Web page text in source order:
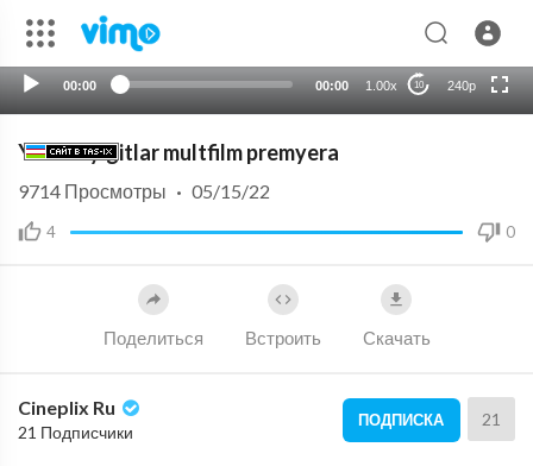
00:00 00:00 1.00x 10 240p
HD
Yomon yigitlar multfilm premyera
4 0
9714 Просмотры · 05/15/22
Поделиться Встроить Скачать
Cineplix Ru
21 Подписчики
ПОДПИСКА 21